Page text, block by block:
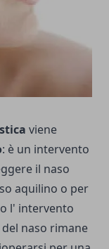
viene
: è un intervento
il naso
aquilino o per
l' intervento
naso rimane